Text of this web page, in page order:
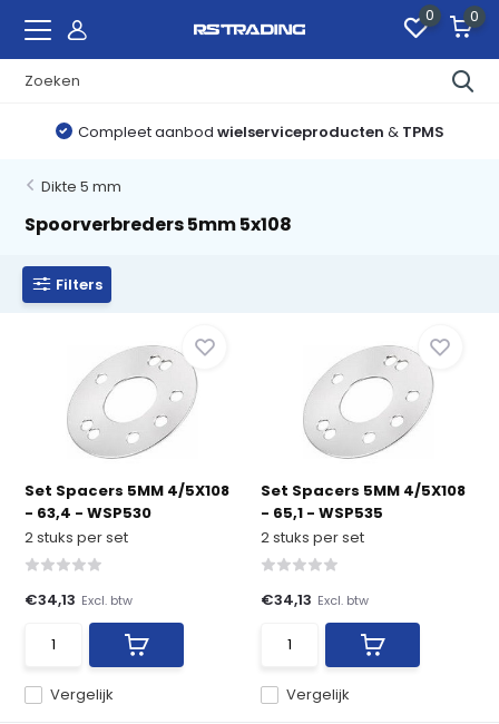
0 0
Compleet aanbod wielserviceproducten & TPMS
Dikte 5 mm
Spoorverbreders 5mm 5x108
Filters
Set Spacers 5MM 4/5X108
- 63,4 - WSP530
2 stuks per set
Vergelijk
€34,13 Excl. btw
Set Spacers 5MM 4/5X108
- 65,1 - WSP535
2 stuks per set
Vergelijk
€34,13 Excl. btw